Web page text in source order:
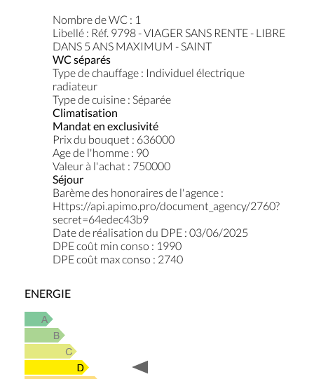
Nombre de WC : 1
Libellé : Réf. 9798 - VIAGER SANS RENTE - LIBRE
DANS 5 ANS MAXIMUM - SAINT
WC séparés
Type de chauffage : Individuel électrique
radiateur
Type de cuisine : Séparée
Climatisation
Mandat en exclusivité
Prix du bouquet : 636000
Age de l'homme : 90
Valeur à l'achat : 750000
Séjour
Barème des honoraires de l'agence :
Https://api.apimo.pro/document_agency/2760?
secret=64edec43b9
Date de réalisation du DPE : 03/06/2025
DPE coût min conso : 1990
DPE coût max conso : 2740
ENERGIE